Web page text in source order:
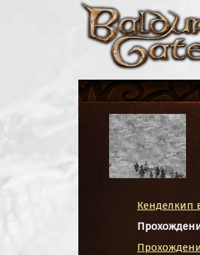
Кенделкип